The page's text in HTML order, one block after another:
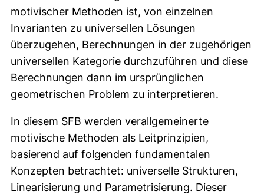
motivischer Methoden ist, von einzelnen
Invarianten zu universellen Lösungen
überzugehen, Berechnungen in der zugehörigen
universellen Kategorie durchzuführen und diese
Berechnungen dann im ursprünglichen
geometrischen Problem zu interpretieren.
In diesem SFB werden verallgemeinerte
motivische Methoden als Leitprinzipien,
basierend auf folgenden fundamentalen
Konzepten betrachtet: universelle Strukturen,
Linearisierung und Parametrisierung. Dieser